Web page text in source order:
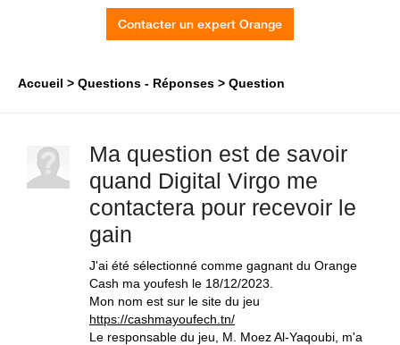
Contacter un expert Orange
Accueil Questions - Réponses Question
Ma question est de savoir
quand Digital Virgo me
contactera pour recevoir le
gain
J'ai été sélectionné comme gagnant du Orange
Cash ma youfesh le 18/12/2023.
Mon nom est sur le site du jeu
https://cashmayoufech.tn/
Le responsable du jeu, M. Moez Al-Yaqoubi, m'a